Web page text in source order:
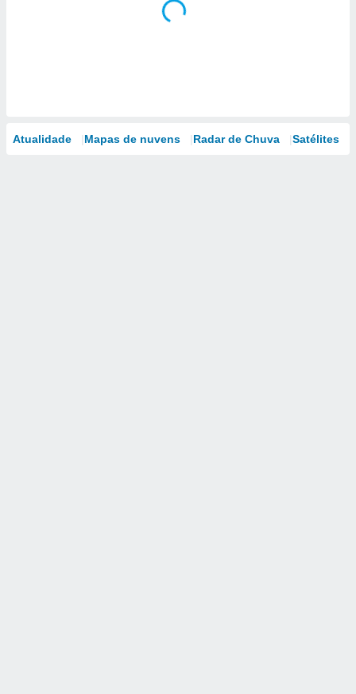
Atualidade Mapas de nuvens Radar de Chuva Satélites